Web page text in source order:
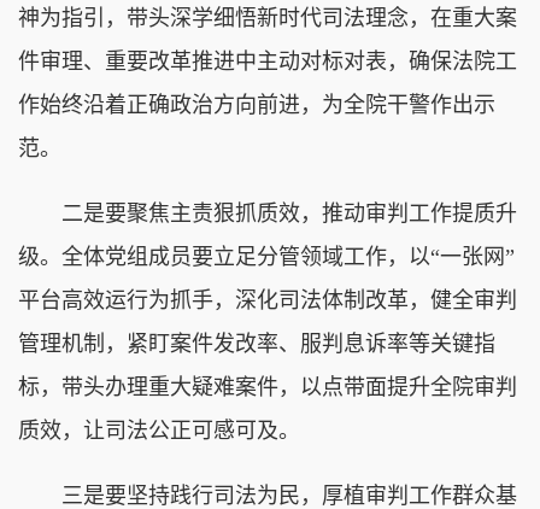
神为指引，带头深学细悟新时代司法理念，在重大案
件审理、重要改革推进中主动对标对表，确保法院工
作始终沿着正确政治方向前进，为全院干警作出示
范。
二是要聚焦主责狠抓质效，推动审判工作提质升
级。全体党组成员要立足分管领域工作，以“一张网”
平台高效运行为抓手，深化司法体制改革，健全审判
管理机制，紧盯案件发改率、服判息诉率等关键指
标，带头办理重大疑难案件，以点带面提升全院审判
质效，让司法公正可感可及。
三是要坚持践行司法为民，厚植审判工作群众基